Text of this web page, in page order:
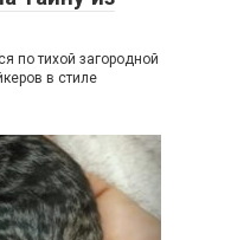
по тихой загородной
в стиле